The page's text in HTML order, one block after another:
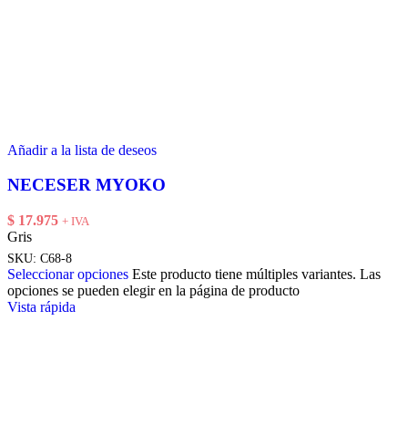
Añadir a la lista de deseos
NECESER MYOKO
$ 17.975 + IVA
Gris
SKU: C68-8
Seleccionar opciones Este producto tiene múltiples variantes. Las
opciones se pueden elegir en la página de producto
Vista rápida